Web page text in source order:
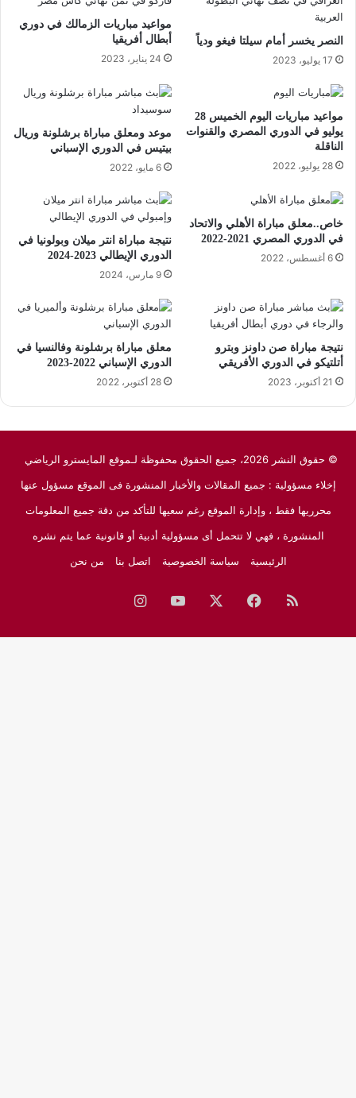
النصر يخسر أمام سيلتا فيغو ودياً
17 يوليو، 2023
مواعيد مباريات الزمالك في دوري
أبطال أفريقيا
24 يناير، 2023
مواعيد مباريات اليوم الخميس 28
يوليو في الدوري المصري والقنوات
الناقلة
28 يوليو، 2022
موعد ومعلق مباراة برشلونة وريال
بيتيس في الدوري الإسباني
6 مايو، 2022
خاص..معلق مباراة الأهلي والاتحاد
في الدوري المصري 2021-2022
6 أغسطس، 2022
نتيجة مباراة انتر ميلان وبولونيا في
الدوري الإيطالي 2023-2024
9 مارس، 2024
نتيجة مباراة صن داونز وبترو
أتلتيكو في الدوري الأفريقي
21 أكتوبر، 2023
معلق مباراة برشلونة وفالنسيا في
الدوري الإسباني 2022-2023
28 أكتوبر، 2022
© حقوق النشر 2026، جميع الحقوق محفوظة لـموقع المايسترو الرياضي
إخلاء مسؤولية : جميع المقالات والأخبار المنشورة فى الموقع مسؤول عنها
محرريها فقط ، وإدارة الموقع رغم سعيها للتأكد من دقة جميع المعلومات
المنشورة ، فهي لا تتحمل أى مسؤولية أدبية أو قانونية عما يتم نشره
الرئيسية
سياسة الخصوصية اتصل بنا من نحن
ملخص
الموقع
فيسبوك ‫YouTubeانستقرام
نيوز